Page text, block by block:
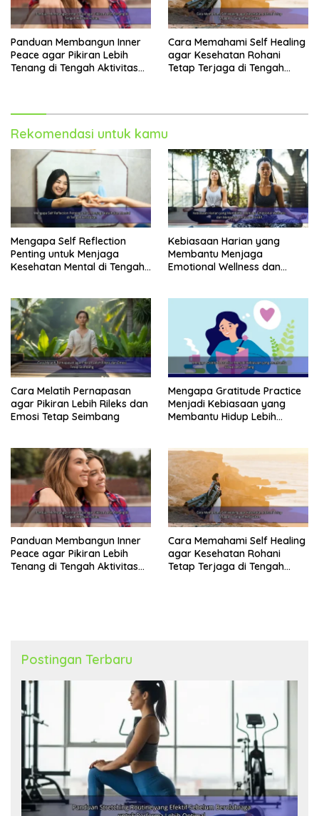
Panduan Membangun Inner
Peace agar Pikiran Lebih
Tenang di Tengah Aktivitas
Cara Memahami Self Healing
agar Kesehatan Rohani
Tetap Terjaga di Tengah
Rekomendasi untuk kamu
Mengapa Self Reflection
Penting untuk Menjaga
Kesehatan Mental di Tengah
Kebiasaan Harian yang
Membantu Menjaga
Emotional Wellness dan
Cara Melatih Pernapasan
agar Pikiran Lebih Rileks dan
Emosi Tetap Seimbang
Mengapa Gratitude Practice
Menjadi Kebiasaan yang
Membantu Hidup Lebih
Panduan Membangun Inner
Peace agar Pikiran Lebih
Tenang di Tengah Aktivitas
Cara Memahami Self Healing
agar Kesehatan Rohani
Tetap Terjaga di Tengah
Postingan Terbaru